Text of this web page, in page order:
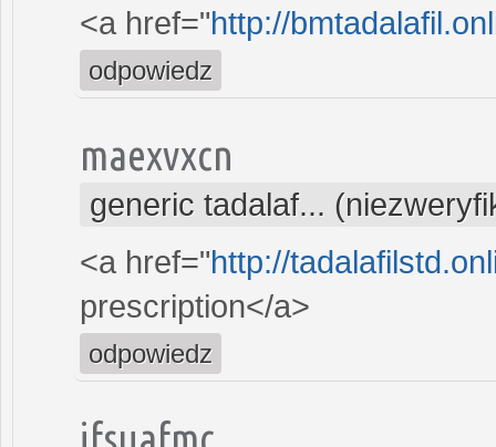
<a href="http://
odpowiedz
maexvxcn
generic tadalaf...
<a href="http://
prescription</a>
odpowiedz